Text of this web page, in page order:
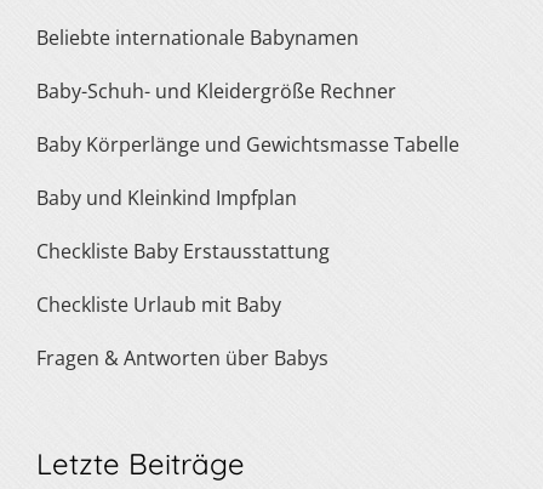
Beliebte internationale Babynamen
Baby-Schuh- und Kleidergröße Rechner
Baby Körperlänge und Gewichtsmasse Tabelle
Baby und Kleinkind Impfplan
Checkliste Baby Erstausstattung
Checkliste Urlaub mit Baby
Fragen & Antworten über Babys
Letzte Beiträge